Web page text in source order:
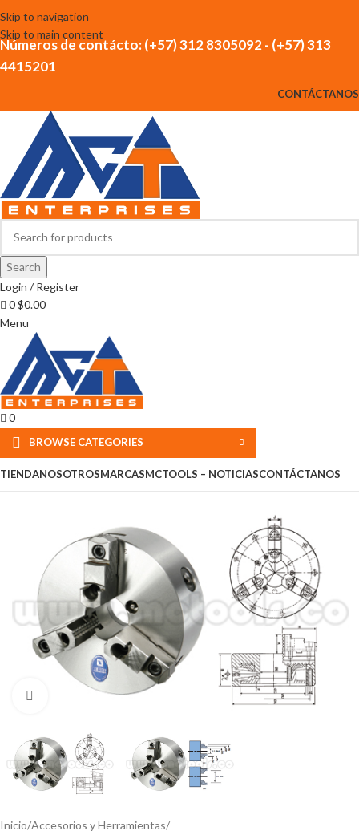
Skip to navigation
Skip to main content
Números de contácto: (+57) 312 8305092 - (+57) 313
4415201
CONTÁCTANOS
Search
Login / Register
0$0.00
Menu
0
BROWSE CATEGORIES
TIENDANOSOTROSMARCASMCTOOLS – NOTICIASCONTÁCTANOS
Click to enlarge
Inicio Accesorios y Herramientas